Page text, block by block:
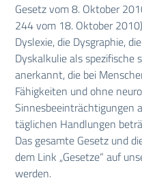
Gesetz vom 8. Oktober
244 vom 18. Oktober
Dyslexie, die Dysgraphie,
Dyskalkulie als spezifische
anerkannt, die bei
Fähigkeiten und ohne
Sinnesbeeinträchtigungen
täglichen Handlungen
Das gesamte Gesetz und
dem Link „Gesetze“ auf
werden.